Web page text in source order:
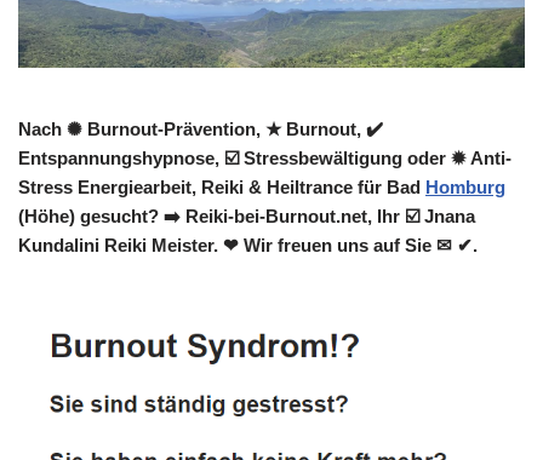
Nach ✺ Burnout-Prävention, ★ Burnout, ✔️
Entspannungshypnose, ☑️ Stressbewältigung oder ✹ Anti-
Stress Energiearbeit, Reiki & Heiltrance für Bad Homburg
(Höhe) gesucht? ➡️ Reiki-bei-Burnout.net, Ihr ☑️ Jnana
Kundalini Reiki Meister. ❤ Wir freuen uns auf Sie ✉ ✔.